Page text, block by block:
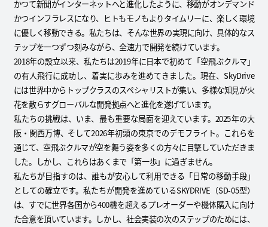
かつて新聞がインターネットへと進化したように、移動がオンデマンド
かつインフラレスになり、ヒトもモノもよりタイムリーに、楽しく環境
に優しく移動できる。私たちは、そんな世界の実現に向け、具体的なス
テップを一つずつ刻みながら、全速力で開発を続けています。
2018年の設立以来、私たちは2019年に日本で初めて「空飛ぶクルマ」
の有人飛行に成功し、着実に歩みを進めてきました。現在、SkyDrive
には世界中からトップクラスのスペシャリストが集い、多様な知見が火
花を散らすグローバルな開発拠点へと進化を遂げています。
私たちの挑戦は、いま、最も重要な局面を迎えています。2025年の大
阪・関西万博、そして2026年初頭の東京でのデモフライト。これらを
通じて、空飛ぶクルマが空を舞う姿を多くの方々に目撃していただきま
した。しかし、これらはあくまで「第一歩」に過ぎません。
私たちが目指すのは、誰もが安心して利用できる「日常の移動手段」
としての確立です。私たちが開発を進めているSKYDRIVE（SD-05型）
は、すでに世界各国から400機を超えるプレオーダーや機体購入に向け
た合意を頂いています。しかし、社会実装の次のステップのためには、